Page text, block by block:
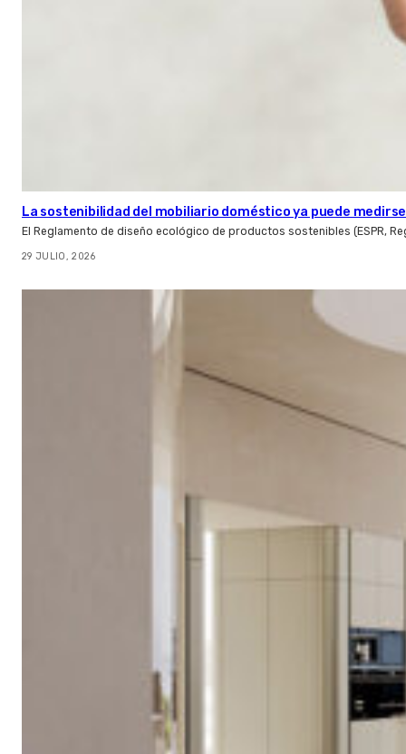
La sostenibilidad del mobiliario doméstico ya puede
El Reglamento de diseño ecológico de productos sostenibles (ESPR,
29 JULIO, 2026